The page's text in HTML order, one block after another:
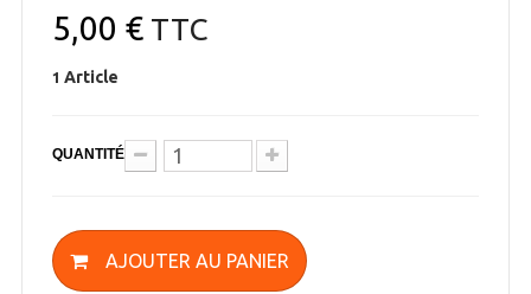
5,00 €TTC
1 Article
QUANTITÉ
AJOUTER AU PANIER